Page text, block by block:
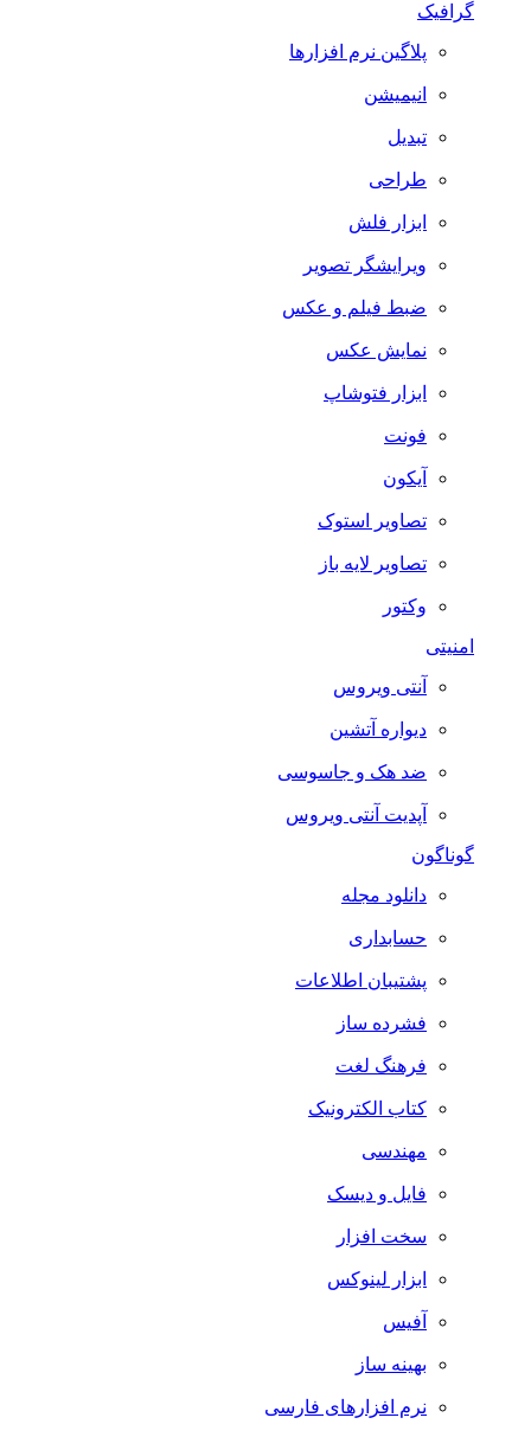
گرافیک
پلاگین نرم افزارها
انیمیشن
تبدیل
طراحی
ابزار فلش
ویرایشگر تصویر
ضبط فيلم و عكس
نمایش عکس
ابزار فتوشاپ
فونت
آیکون
تصاویر استوک
تصاویر لایه باز
وکتور
امنیتی
آنتی ویروس
دیواره آتشین
ضد هک و جاسوسی
آپدیت آنتی ویروس
گوناگون
دانلود مجله
حسابداری
پشتیبان اطلاعات
فشرده ساز
فرهنگ لغت
کتاب الکترونیک
مهندسی
فایل و دیسک
سخت افزار
ابزار لینوکس
آفیس
بهینه ساز
نرم افزارهای فارسی